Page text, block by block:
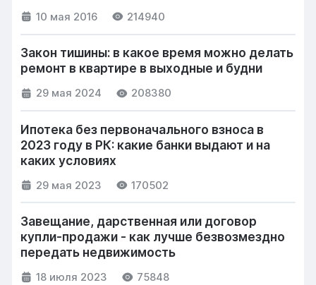
10 мая 2016 214940
Закон тишины: в какое время можно делать
ремонт в квартире в выходные и будни
29 мая 2024 208380
Ипотека без первоначального взноса в
2023 году в РК: какие банки выдают и на
каких условиях
29 мая 2023 170502
Завещание, дарственная или договор
купли-продажи - как лучше безвозмездно
передать недвижимость
18 июля 2023 75848